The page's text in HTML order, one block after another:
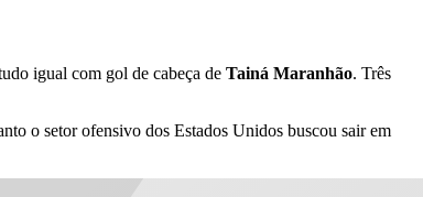
igual com gol de cabeça de Tainá Maranhão. Três
o setor ofensivo dos Estados Unidos buscou sair em